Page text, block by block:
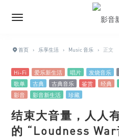
首页 › 乐享生活 › Music 音乐 › 正文
Hi-Fi 爱乐新生活 唱片 发烧音乐
歌单
古典 古典音乐 鉴赏 经典
影音
影音新生活 珍藏
结束大音量，人人
的 “Loudness War